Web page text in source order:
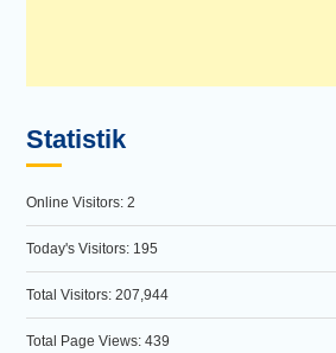
Statistik
Online Visitors:2
Today's Visitors: 195
Total Visitors:207,944
Total Page Views:439